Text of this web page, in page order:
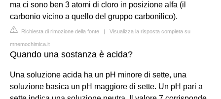
ma ci sono ben 3 atomi di cloro in posizione alfa (il
carbonio vicino a quello del gruppo carbonilico).
Richiesta di rimozione della fonte | Visualizza la risposta completa su
mnemochimica.it
Quando una sostanza è acida?
Una soluzione acida ha un pH minore di sette, una
soluzione basica un pH maggiore di sette. Un pH pari a